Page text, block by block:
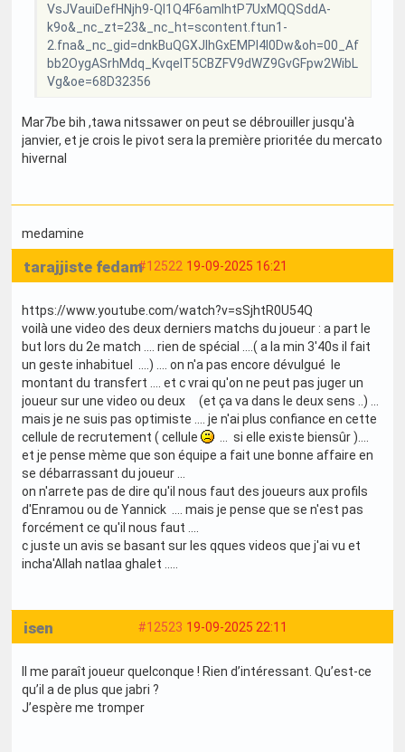
VsJVauiDefHNjh9-QI1Q4F6amlhtP7UxMQQSddA-
k9o&_nc_zt=23&_nc_ht=scontent.ftun1-
2.fna&_nc_gid=dnkBuQGXJIhGxEMPl4l0Dw&oh=00_Af
bb2OygASrhMdq_KvqeIT5CBZFV9dWZ9GvGFpw2WibL
Vg&oe=68D32356
Mar7be bih ,tawa nitssawer on peut se débrouiller jusqu'à
janvier, et je crois le pivot sera la première prioritée du mercato
hivernal
medamine
#12522 19-09-2025 16:21
tarajjiste fedam
https://www.youtube.com/watch?v=sSjhtR0U54Q
voilà une video des deux derniers matchs du joueur : a part le
but lors du 2e match .... rien de spécial ....( a la min 3'40s il fait
un geste inhabituel ....) .... on n'a pas encore dévulgué le
montant du transfert .... et c vrai qu'on ne peut pas juger un
joueur sur une video ou deux (et ça va dans le deux sens ..) ...
mais je ne suis pas optimiste .... je n'ai plus confiance en cette
cellule de recrutement ( cellule
... si elle existe biensûr )....
et je pense mème que son équipe a fait une bonne affaire en
se débarrassant du joueur ...
on n'arrete pas de dire qu'il nous faut des joueurs aux profils
d'Enramou ou de Yannick .... mais je pense que se n'est pas
forcément ce qu'il nous faut ....
c juste un avis se basant sur les qques videos que j'ai vu et
incha'Allah natlaa ghalet .....
#12523 19-09-2025 22:11
isen
Il me paraît joueur quelconque ! Rien d’intéressant. Qu’est-ce
qu’il a de plus que jabri ?
J’espère me tromper